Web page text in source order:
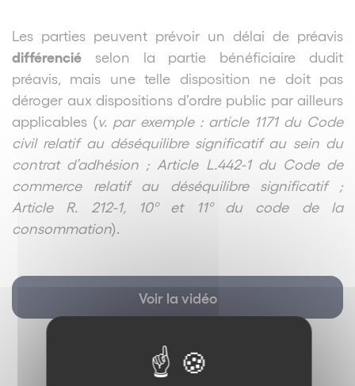
Les parties peuvent prévoir un délai de préavis
différencié selon la partie bénéficiaire dudit
préavis, mais une telle disposition ne doit pas
déroger aux dispositions d’ordre public par ailleurs
applicables (v. par exemple : article 1171 du Code
civil relatif au déséquilibre significatif au sein du
contrat d’adhésion ; Article L.442-1 du Code de
commerce relatif au déséquilibre significatif ;
Article R. 212-1, 10º et 11º du code de la
consommation).
Voir la vidéo